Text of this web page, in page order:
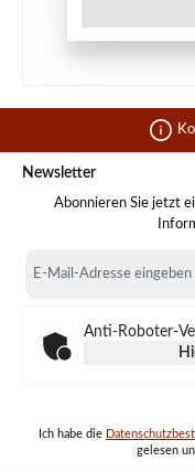
Newsletter
Abonnieren Sie jetzt
Mail-
Anti-Roboter-
Ich habe die
gelesen